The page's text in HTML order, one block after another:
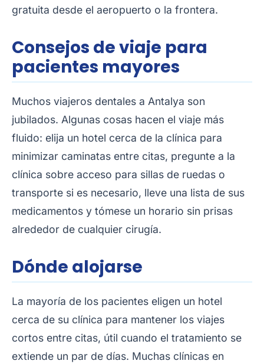
gratuita desde el aeropuerto o la frontera.
Consejos de viaje para
pacientes mayores
Muchos viajeros dentales a Antalya son
jubilados. Algunas cosas hacen el viaje más
fluido: elija un hotel cerca de la clínica para
minimizar caminatas entre citas, pregunte a la
clínica sobre acceso para sillas de ruedas o
transporte si es necesario, lleve una lista de sus
medicamentos y tómese un horario sin prisas
alrededor de cualquier cirugía.
Dónde alojarse
La mayoría de los pacientes eligen un hotel
cerca de su clínica para mantener los viajes
cortos entre citas, útil cuando el tratamiento se
extiende un par de días. Muchas clínicas en